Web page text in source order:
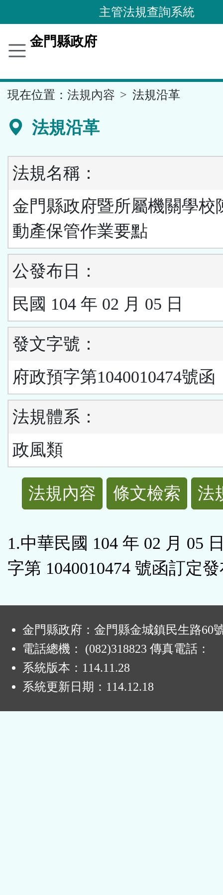
到
要
容
區
主管法規查詢系統
金門縣政府
現在位置： 法規內容 法規沿革
法規沿革
法規名稱：
金門縣政府暨所屬機關學校
動產保管作業要點
公發布日：
民國 104 年 02 月 05 日
發文字號：
府政預字第1040010474號函
法規體系：
政風類
規
功
能
區
法規內容 條文檢索 法
1.中華民國 104 年 02 月 05
字第 1040010474 號函訂定
金門縣政府：金門縣金城鎮民生路60
電話總機： (082)318823 傳真電話：
系統版本： 114.11.28
系統更新日期： 114.12.18